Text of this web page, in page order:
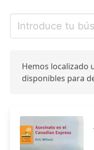
Hemos localizado
disponibles para